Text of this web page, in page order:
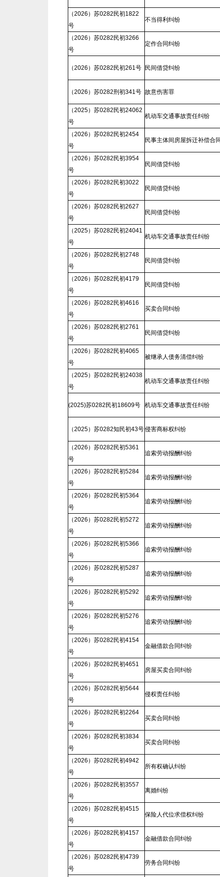
（2026）苏0282民初1822
号
不当得利纠纷
（2026）苏0282民初3266
号
定作合同纠纷
（2026）苏0282民初261号 民间借贷纠纷
（2026）苏0282刑初341号 故意伤害罪
（2025）苏0282民初24062
号
机动车交通事故责任纠纷
（2026）苏0282民初2454
号
民事主体间房屋拆迁补偿合
（2026）苏0282民初3954
号
民间借贷纠纷
（2026）苏0282民初3022
号
民间借贷纠纷
（2026）苏0282民初2627
号
民间借贷纠纷
（2025）苏0282民初24041
号
机动车交通事故责任纠纷
（2026）苏0282民初2748
号
民间借贷纠纷
（2026）苏0282民初4179
号
民间借贷纠纷
（2026）苏0282民初4616
号
买卖合同纠纷
（2026）苏0282民初2761
号
民间借贷纠纷
（2026）苏0282民初4065
号
被继承人债务清偿纠纷
（2025）苏0282民初24038
号
机动车交通事故责任纠纷
(2025)苏0282民初18609号 机动车交通事故责任纠纷
（2025）苏0282知民初43号侵害商标权纠纷
（2026）苏0282民初5361
号
追索劳动报酬纠纷
（2026）苏0282民初5284
号
追索劳动报酬纠纷
（2026）苏0282民初5364
号
追索劳动报酬纠纷
（2026）苏0282民初5272
号
追索劳动报酬纠纷
（2026）苏0282民初5366
号
追索劳动报酬纠纷
（2026）苏0282民初5287
号
追索劳动报酬纠纷
（2026）苏0282民初5292
号
追索劳动报酬纠纷
（2026）苏0282民初5276
号
追索劳动报酬纠纷
（2026）苏0282民初4154
号
金融借款合同纠纷
（2026）苏0282民初4651
号
房屋买卖合同纠纷
（2026）苏0282民初5644
号
侵权责任纠纷
（2026）苏0282民初2264
号
买卖合同纠纷
（2026）苏0282民初3834
号
买卖合同纠纷
（2026）苏0282民初4942
号
所有权确认纠纷
（2026）苏0282民初3557
号
离婚纠纷
（2026）苏0282民初4515
号
保险人代位求偿权纠纷
（2026）苏0282民初4157
号
金融借款合同纠纷
（2026）苏0282民初4739
号
劳务合同纠纷